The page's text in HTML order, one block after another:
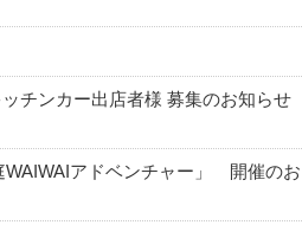
チンカー出店者様 募集のお知らせ
WAIWAIアドベンチャー」 開催のお